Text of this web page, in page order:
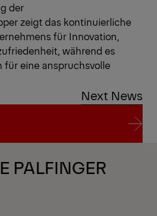
der
zeigt das kontinuierliche
für Innovation,
während es
für eine anspruchsvolle
Next News
PALFINGER